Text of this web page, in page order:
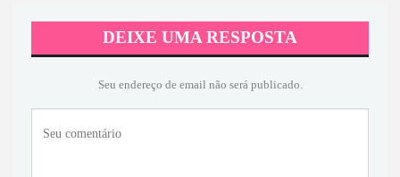
DEIXE UMA RESPOSTA
Seu endereço de email não será publicado.